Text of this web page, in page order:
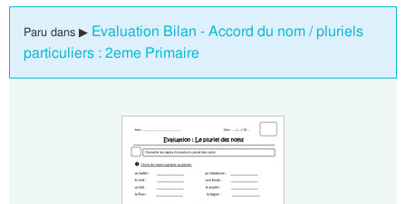
Paru dans ▶ Evaluation Bilan - Accord du nom / pluriels
particuliers : 2eme Primaire